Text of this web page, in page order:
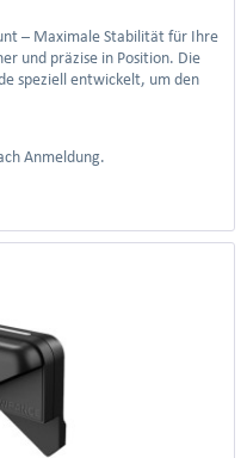
– Maximale Stabilität für Ihre
und präzise in Position. Die
speziell entwickelt, um den
Anmeldung.